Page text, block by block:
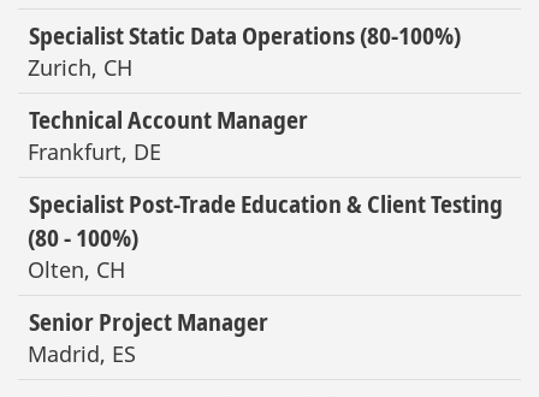
Specialist Static Data Operations (80-100%)
Zurich, CH
Technical Account Manager
Frankfurt, DE
Specialist Post-Trade Education & Client Testing
(80 - 100%)
Olten, CH
Senior Project Manager
Madrid, ES